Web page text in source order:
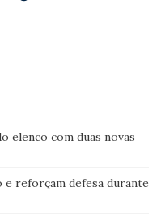
elenco com duas novas
e reforçam defesa durante